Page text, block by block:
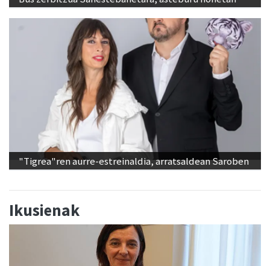
"Tigrea"ren aurre-estreinaldia, arratsaldean Saroben